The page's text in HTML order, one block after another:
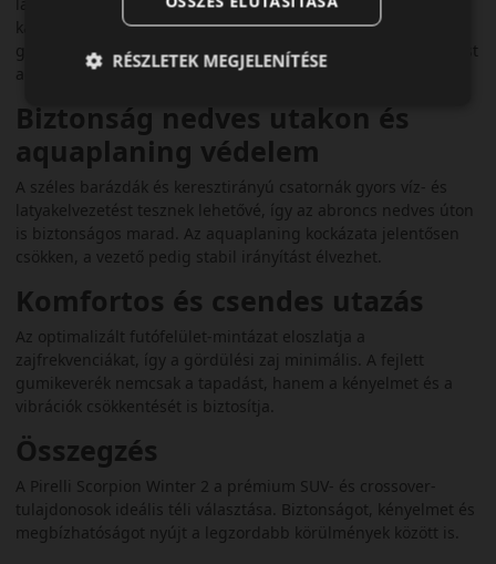
kapaszkodóéleket. Ez rövidebb fékutat és kiváló tapadást
garantál havas és jeges utakon. A széles vállblokkok stabilitást
adnak a kanyarokban is.
Biztonság nedves utakon és
aquaplaning védelem
A széles barázdák és keresztirányú csatornák gyors víz- és
latyakelvezetést tesznek lehetővé, így az abroncs nedves úton
is biztonságos marad. Az aquaplaning kockázata jelentősen
csökken, a vezető pedig stabil irányítást élvezhet.
Komfortos és csendes utazás
Az optimalizált futófelület-mintázat eloszlatja a
zajfrekvenciákat, így a gördülési zaj minimális. A fejlett
gumikeverék nemcsak a tapadást, hanem a kényelmet és a
vibrációk csökkentését is biztosítja.
Összegzés
A Pirelli Scorpion Winter 2 a prémium SUV- és crossover-
tulajdonosok ideális téli választása. Biztonságot, kényelmet és
megbízhatóságot nyújt a legzordabb körülmények között is.
RÉSZLETEK MEGJELENÍTÉSE